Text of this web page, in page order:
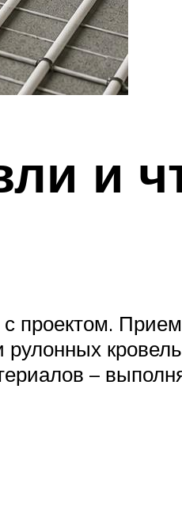
и
проектом.
–